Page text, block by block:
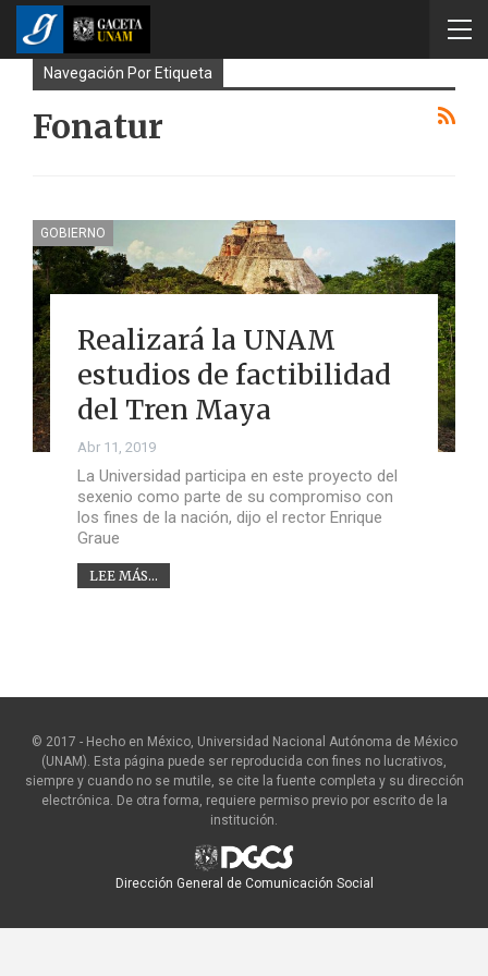
Navegación Por Etiqueta
Fonatur
GOBIERNO
Realizará la UNAM
estudios de factibilidad
del Tren Maya
Abr 11, 2019
La Universidad participa en este proyecto del
sexenio como parte de su compromiso con
los fines de la nación, dijo el rector Enrique
Graue
LEE MÁS...
© 2017 - Hecho en México, Universidad Nacional Autónoma de México
(UNAM). Esta página puede ser reproducida con fines no lucrativos,
siempre y cuando no se mutile, se cite la fuente completa y su dirección
electrónica. De otra forma, requiere permiso previo por escrito de la
institución.
Dirección General de Comunicación Social